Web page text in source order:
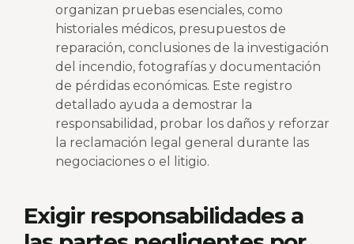
organizan pruebas esenciales, como
historiales médicos, presupuestos de
reparación, conclusiones de la investigación
del incendio, fotografías y documentación
de pérdidas económicas. Este registro
detallado ayuda a demostrar la
responsabilidad, probar los daños y reforzar
la reclamación legal general durante las
negociaciones o el litigio.
Exigir responsabilidades a